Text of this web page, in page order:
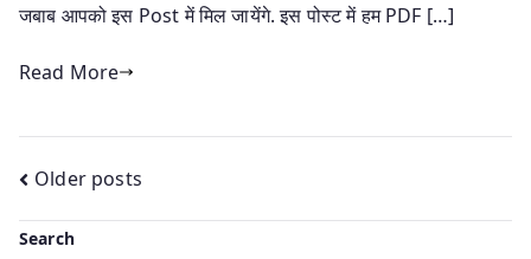
जबाब आपको इस Post में मिल जायेंगे. इस पोस्ट में हम PDF […]
Read More
Posts
navigation
Older posts
Search